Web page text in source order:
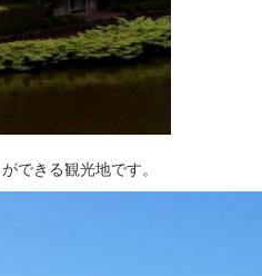
できる観光地です。